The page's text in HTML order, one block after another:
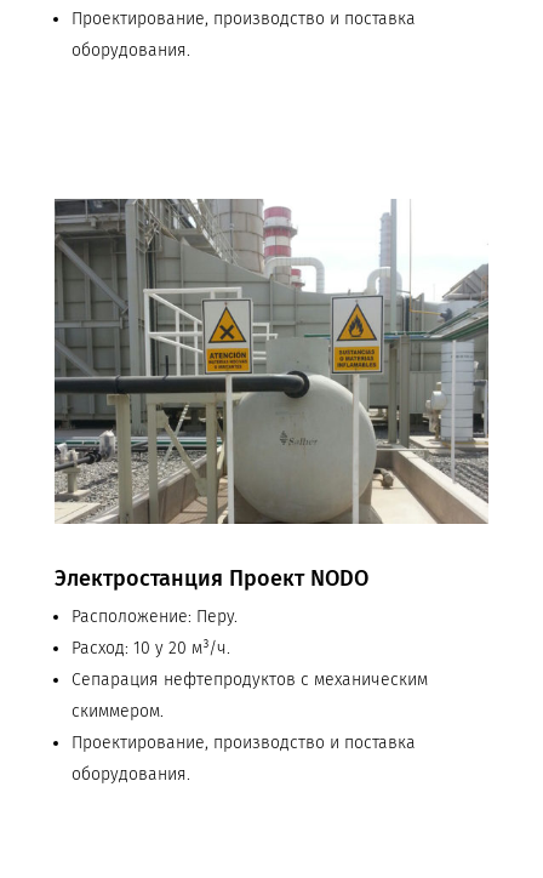
Проектирование, производство и поставка
оборудования.
Электростанция Проект NODO
Расположение: Перу.
Расход: 10 у 20 м³/ч.
Сепарация нефтепродуктов с механическим
скиммером.
Проектирование, производство и поставка
оборудования.